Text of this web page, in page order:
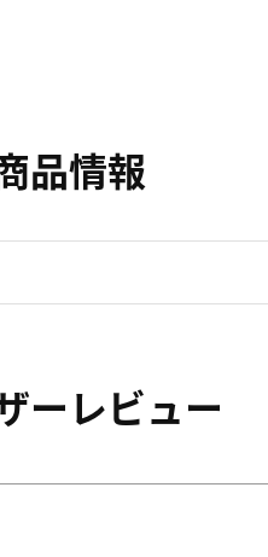
品情報
ーレビュー